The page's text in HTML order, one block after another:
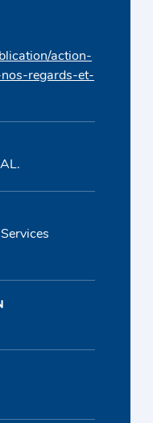
action-
regards-et-